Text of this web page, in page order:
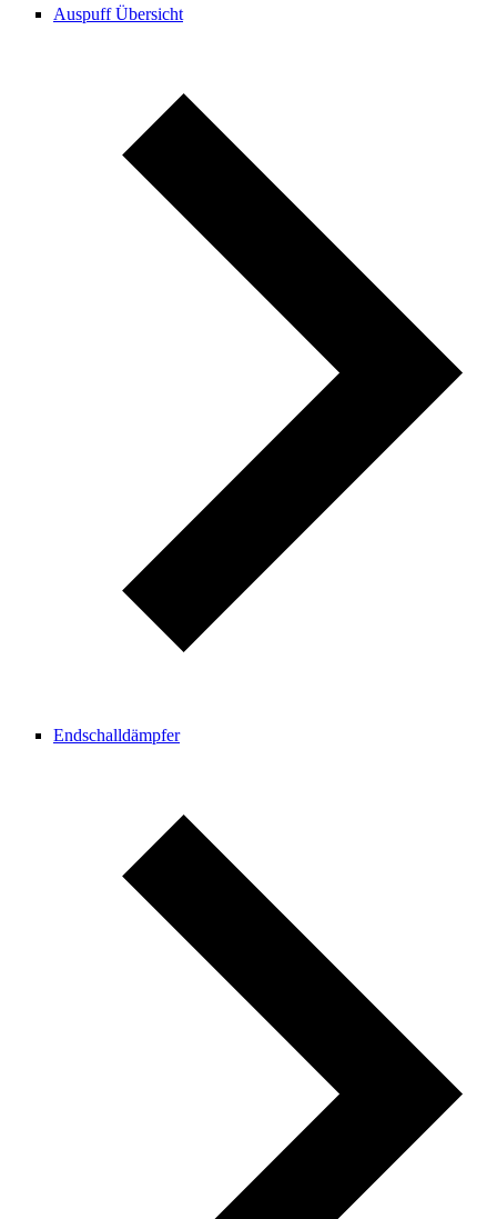
Auspuff Übersicht
Endschalldämpfer